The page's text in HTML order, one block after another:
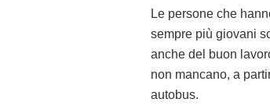
Le persone che
sempre più giovani
anche del buon
non mancano, a
autobus.